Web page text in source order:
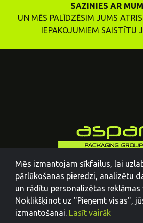
SAZINIES AR
UN MĒS PALĪDZĒSIM JUMS
IEPAKOJUMIEM SAISTĪTU
Mēs izmantojam sīkfailus, lai
pārlūkošanas pieredzi, analizētu
un rādītu personalizētas reklāmas
Noklikšķinot uz "Pieņemt visas",
izmantošanai. Lasīt vairāk